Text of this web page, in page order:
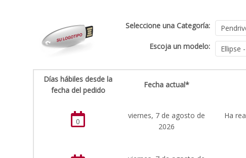
Seleccione una Categoría:
Escoja un modelo:
Días hábiles desde la
fecha del pedido
Fecha actual*
0
viernes, 7 de agosto de
2026
Ha